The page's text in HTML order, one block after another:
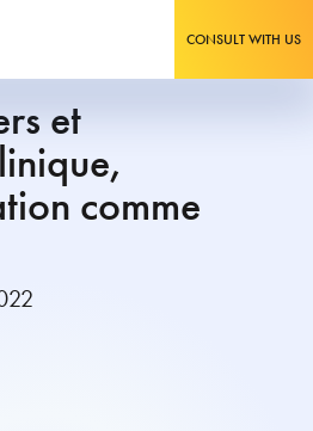
CONSULT WITH US
et
comme